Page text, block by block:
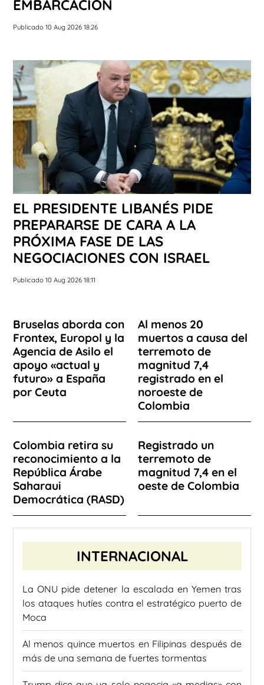
EMBARCACIÓN
Publicado 10 Aug 2026 18:26
EL PRESIDENTE LIBANÉS PIDE
PREPARARSE DE CARA A LA
PRÓXIMA FASE DE LAS
NEGOCIACIONES CON ISRAEL
Publicado 10 Aug 2026 18:11
Bruselas aborda con
Frontex, Europol y la
Agencia de Asilo el
apoyo «actual y
futuro» a España
por Ceuta
Al menos 20
muertos a causa del
terremoto de
magnitud 7,4
registrado en el
noroeste de
Colombia
Colombia retira su
reconocimiento a la
República Árabe
Saharaui
Democrática (RASD)
Registrado un
terremoto de
magnitud 7,4 en el
oeste de Colombia
INTERNACIONAL
La ONU pide detener la escalada en Yemen tras
los ataques hutíes contra el estratégico puerto de
Moca
Al menos quince muertos en Filipinas después de
más de una semana de fuertes tormentas